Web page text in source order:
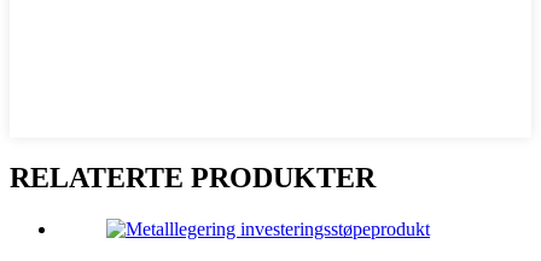
RELATERTE PRODUKTER